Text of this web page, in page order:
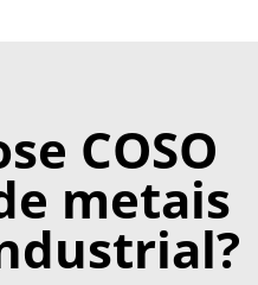
COSO
metais